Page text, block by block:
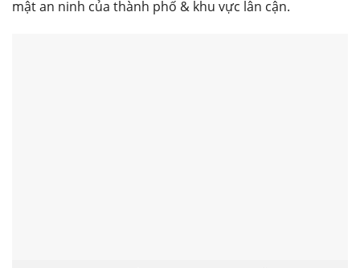
mật an ninh của thành phố & khu vực lân cận.